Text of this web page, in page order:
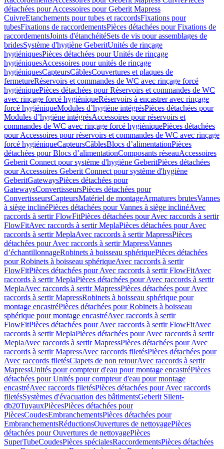
détachées pour Accessoires pour Geberit Mapress
CuivreEtanchements pour tubes et raccordsFixations pour
tubesFixations de raccordementsPièces détachées pour Fixations de
raccordementsJoints d'étanchéitéSets de vis pour assemblages de
bridesSystème d'hygiène GeberitUnités de rinçage
hygiéniquesPièces détachées pour Unités de rinçage
hygiéniquesAccessoires pour unités de rinçage
hygiéniquesCapteursCâblesCouvertures et plaques de
fermetureRéservoirs et commandes de WC avec rinçage forcé
hygiéniquePièces détachées pour Réservoirs et commandes de WC
avec rinçage forcé hygiéniqueRéservoirs à encastrer avec rinçage
forcé hygiéniqueModules d’hygiène intégrésPièces détachées pour
Modules d’hygiène intégrésAccessoires pour réservoirs et
commandes de WC avec rinçage forcé hygiéniquePièces détachées
pour Accessoires pour réservoirs et commandes de WC avec rinçage
forcé hygiéniqueCapteursCâblesBlocs d’alimentationPièces
détachées pour Blocs d’alimentationComposants réseauAccessoires
Geberit Connect pour système d'hygiène GeberitPièces détachées
pour Accessoires Geberit Connect pour système d'hygiène
GeberitGatewaysPièces détachées pour
GatewaysConvertisseursPièces détachées pour
ConvertisseursCapteursMatériel de montageArmatures brutesVannes
à siège inclinéPièces détachées pour Vannes à siège inclinéAvec
raccords à sertir FlowFitPièces détachées pour Avec raccords à sertir
FlowFitAvec raccords à sertir MeplaPièces détachées pour Avec
raccords à sertir MeplaAvec raccords à sertir MapressPièces
détachées pour Avec raccords à sertir MapressVannes
d’échantillonnageRobinets à boisseau sphériquePièces détachées
pour Robinets à boisseau sphériqueAvec raccords à sertir
FlowFitPièces détachées pour Avec raccords à sertir FlowFitAvec
raccords à sertir MeplaPièces détachées pour Avec raccords à sertir
MeplaAvec raccords à sertir MapressPièces détachées pour Avec
raccords à sertir MapressRobinets à boisseau sphérique pour
montage encastréPièces détachées pour Robinets à boisseau
sphérique pour montage encastréAvec raccords à sertir
FlowFitPièces détachées pour Avec raccords à sertir FlowFitAvec
raccords à sertir MeplaPièces détachées pour Avec raccords à sertir
MeplaAvec raccords à sertir MapressPièces détachées pour Avec
raccords à sertir MapressAvec raccords filetésPièces détachées pour
Avec raccords filetésClapets de non retourAvec raccords à sertir
MapressUnités pour compteur d'eau pour montage encastréPièces
détachées pour Unités pour compteur d'eau pour montage
encastréAvec raccords filetésPièces détachées pour Avec raccords
filetésSystèmes d'évacuation des bâtimentsGeberit Silent-
db20TuyauxPiècesPièces détachées pour
PiècesCoudesEmbranchementsPièces détachées pour
EmbranchementsRéductionsOuvertures de nettoyagePièces
détachées pour Ouvertures de nettoyagePièces
SuperTubeCoudesPièces spécialesRaccordementsPièces détachées